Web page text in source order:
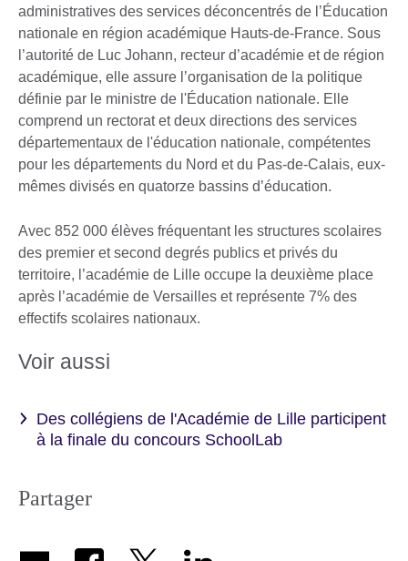
administratives des services déconcentrés de l’Éducation
nationale en région académique Hauts-de-France. Sous
l’autorité de Luc Johann, recteur d’académie et de région
académique, elle assure l’organisation de la politique
définie par le ministre de l'Éducation nationale. Elle
comprend un rectorat et deux directions des services
départementaux de l'éducation nationale, compétentes
pour les départements du Nord et du Pas-de-Calais, eux-
mêmes divisés en quatorze bassins d’éducation.
Avec 852 000 élèves fréquentant les structures scolaires
des premier et second degrés publics et privés du
territoire, l’académie de Lille occupe la deuxième place
après l’académie de Versailles et représente 7% des
effectifs scolaires nationaux.
Voir aussi
Des collégiens de l'Académie de Lille participent
à la finale du concours SchoolLab
Partager